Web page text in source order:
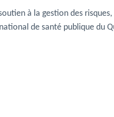
à la gestion des
de santé publique du